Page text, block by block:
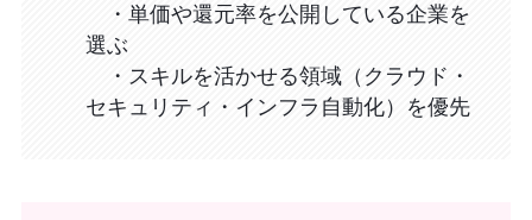
・単価や還元率を公開している企業を
選ぶ
・スキルを活かせる領域（クラウド・
セキュリティ・インフラ自動化）を優先